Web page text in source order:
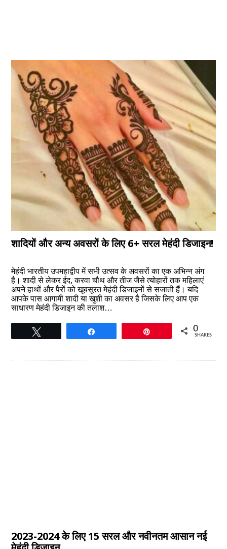
शादियों और अन्य अवसरों के लिए 6+ सरल मेहंदी डिजाइन!
मेहंदी भारतीय उपमहाद्वीप में सभी उत्सव के अवसरों का एक अभिन्न अंग
है। शादी से लेकर ईद, करवा चौथ और तीज जैसे त्योहारों तक महिलाएं
अपने हाथों और पैरों को खूबसूरत मेहंदी डिजाइनों से सजाती हैं। यदि
आपके पास आगामी शादी या खुशी का अवसर है जिसके लिए आप एक
साधारण मेहंदी डिजाइन की तलाश…
0
SHARES
2023-2024 के लिए 15 सरल और नवीनतम आसान नई